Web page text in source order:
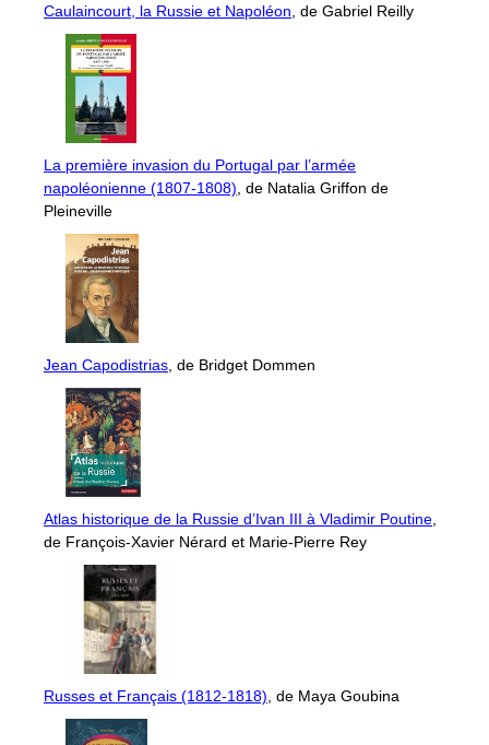
Caulaincourt, la Russie et Napoléon, de Gabriel Reilly
La première invasion du Portugal par l’armée
napoléonienne (1807-1808), de Natalia Griffon de
Pleineville
Jean Capodistrias, de Bridget Dommen
Atlas historique de la Russie d’Ivan III à Vladimir Poutine,
de François-Xavier Nérard et Marie-Pierre Rey
Russes et Français (1812-1818), de Maya Goubina